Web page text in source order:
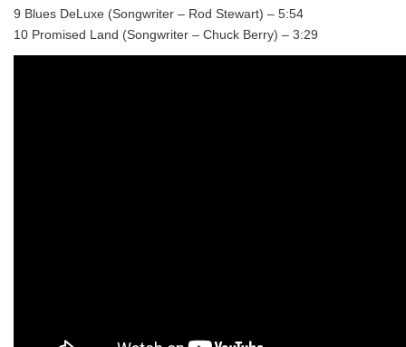
9 Blues DeLuxe (Songwriter – Rod Stewart) – 5:54
10 Promised Land (Songwriter – Chuck Berry) – 3:29